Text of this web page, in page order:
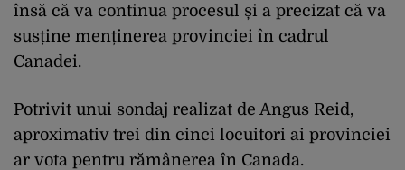
însă că va continua procesul și a precizat că va
susține menținerea provinciei în cadrul
Canadei.
Potrivit unui sondaj realizat de Angus Reid,
aproximativ trei din cinci locuitori ai provinciei
ar vota pentru rămânerea în Canada.